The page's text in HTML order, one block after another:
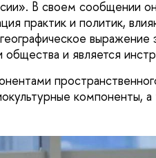
В своем сообщении
практик и политик,
выражение
общества и является
компоненты,